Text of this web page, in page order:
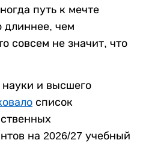
путь к мечте
длиннее, чем
совсем не значит, что
и высшего
список
на 2026/27 учебный